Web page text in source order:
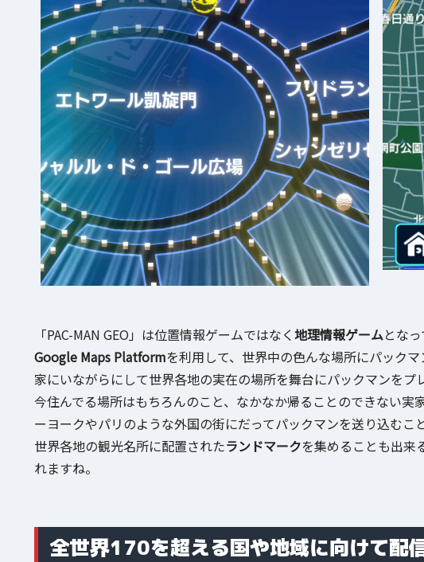
「PAC-MAN GEO」は位置情報ゲームではなく地理情報ゲームとなっ
Google Maps Platformを利用して、世界中の色んな場所にパック
家にいながらにして世界各地の実在の場所を舞台にパックマンをプ
今住んでる場所はもちろんのこと、なかなか帰ることのできない
ーヨークやパリのような外国の街にだってパックマンを送り込むこ
世界各地の観光名所に配置されたランドマークを集めることも出来
れますね。
全世界170を超える国や地域に向けて配